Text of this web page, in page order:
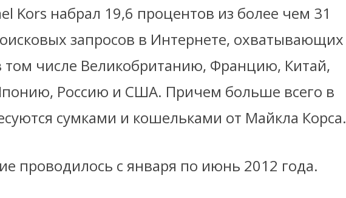
Kors набрал 19,6 процентов из более чем 31
запросов в Интернете, охватывающих
том числе Великобританию, Францию, Китай,
Россию и США. Причем больше всего в
сумками и кошельками от Майкла Корса.
проводилось с января по июнь 2012 года.